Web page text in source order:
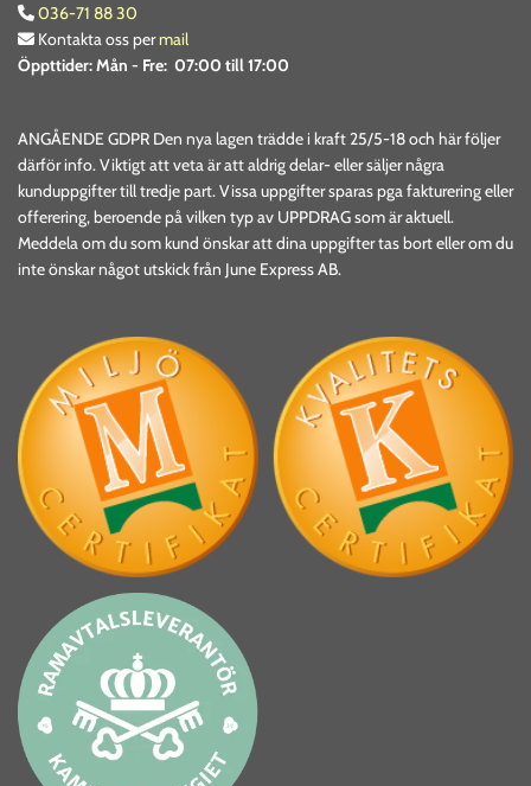
 036-71 88 30
 Kontakta oss permail
Öppttider:Mån - Fre: 07:00 till 17:00
ANGÅENDE GDPR Den nya lagen trädde i kraft 25/5-18 och här följer
därför info. Viktigt att veta är att aldrig delar- eller säljer några
kunduppgifter till tredje part. Vissa uppgifter sparas pga fakturering eller
offerering, beroende på vilken typ av UPPDRAG som är aktuell.
Meddela om du som kund önskar att dina uppgifter tas bort eller om du
inte önskar något utskick från June Express AB.